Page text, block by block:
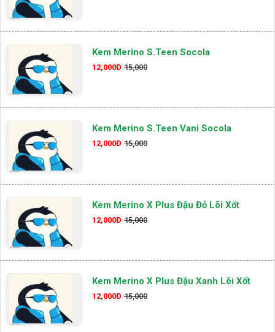
Kem Merino S.teen Socola
12,000Đ 15,000
Kem Merino S.teen Vani Socola
12,000Đ 15,000
Kem Merino X Plus Đậu Đỏ Lõi Xốt
12,000Đ 15,000
Kem Merino X Plus Đậu Xanh Lõi Xốt
12,000Đ 15,000